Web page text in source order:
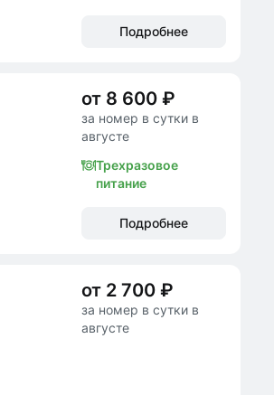
Подробнее
от 8 600 ₽
за номер в сутки в
августе
Трехразовое
питание
Подробнее
от 2 700 ₽
за номер в сутки в
августе